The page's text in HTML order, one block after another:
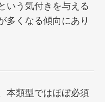
いう気付きを与える
多くなる傾向にあり
本類型ではほぼ必須